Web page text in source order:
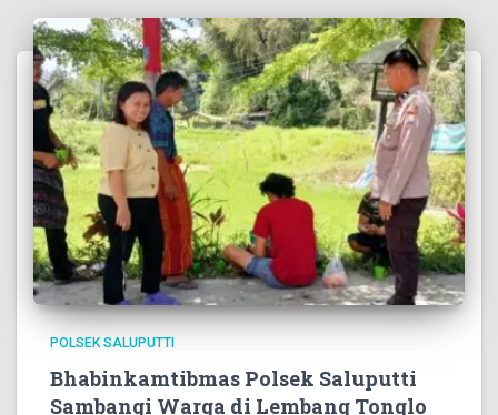
POLSEK SALUPUTTI
Bhabinkamtibmas Polsek Saluputti
Sambangi Warga di Lembang Tonglo